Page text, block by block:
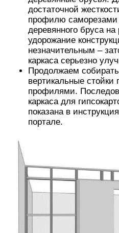
достаточной
профилю
деревянного бруса на
удорожание
незначительным –
каркаса серьезно
Продолжаем
вертикальные стойки
профилями.
каркаса для
показана в
портале.